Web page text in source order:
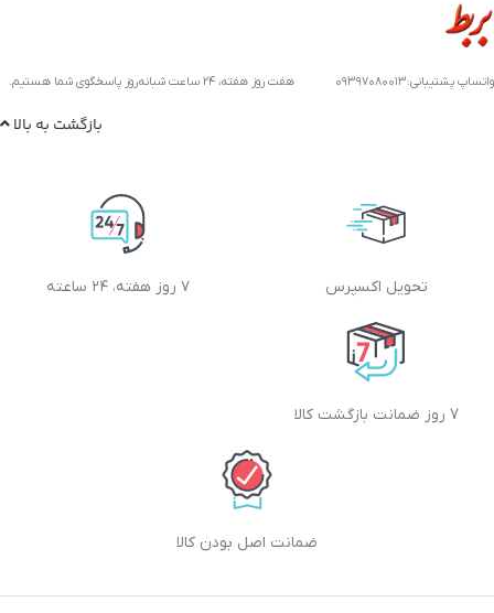
واتساپ پشتیبانی:۰۹۳۹۷۰۸۰۰۱۳ هفت روز هفته، ۲۴ ساعت شبانه‌روز پاسخگوی شما هستیم.
بازگشت به بالا
تحویل اکسپرس ۷ روز هفته، ۲۴ ساعته
7 روز ضمانت بازگشت کالا
ضمانت اصل بودن کالا